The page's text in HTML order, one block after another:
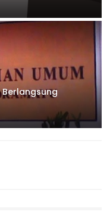
Berlangsung